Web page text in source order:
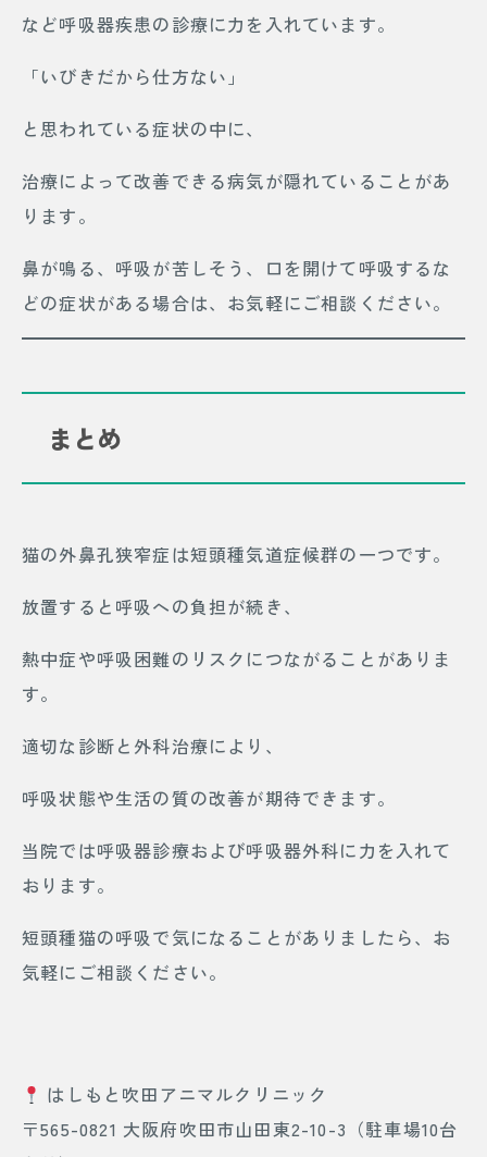
など呼吸器疾患の診療に力を入れています。
「いびきだから仕方ない」
と思われている症状の中に、
治療によって改善できる病気が隠れていることがあ
ります。
鼻が鳴る、呼吸が苦しそう、口を開けて呼吸するな
どの症状がある場合は、お気軽にご相談ください。
まとめ
猫の外鼻孔狭窄症は短頭種気道症候群の一つです。
放置すると呼吸への負担が続き、
熱中症や呼吸困難のリスクにつながることがありま
す。
適切な診断と外科治療により、
呼吸状態や生活の質の改善が期待できます。
当院では呼吸器診療および呼吸器外科に力を入れて
おります。
短頭種猫の呼吸で気になることがありましたら、お
気軽にご相談ください。
はしもと吹田アニマルクリニック
〒565-0821 大阪府吹田市山田東2-10-3（駐車場10台